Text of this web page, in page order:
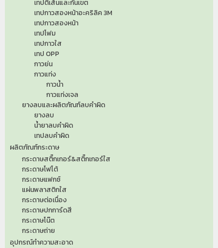
เทปตีเส้นและกั้นเขต
เทปกาวสองหน้าอะคริลิค 3M
เทปกาวสองหน้า
เทปโฟม
เทปกาวใส
เทป OPP
กาวย่น
กาวแท่ง
กาวน้ำ
กาวแท่งเจล
ยางลบและผลิตภัณฑ์ลบคำผิด
ยางลบ
น้ำยาลบคำผิด
เทปลบคำผิด
ผลิตภัณฑ์กระดาษ
กระดาษสติ๊กเกอร์&สติ๊กเกอร์ใส
กระดาษโฟโต้
กระดาษแฟกซ์
แผ่นพลาสติกใส
กระดาษต่อเนื่อง
กระดาษปกการ์ดสี
กระดาษโน๊ต
กระดาษถ่าย
อุปกรณ์ทำความสะอาด